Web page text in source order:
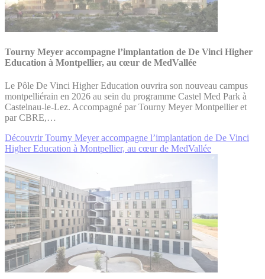
Tourny Meyer accompagne l’implantation de De Vinci Higher
Education à Montpellier, au cœur de MedVallée
Le Pôle De Vinci Higher Education ouvrira son nouveau campus
montpelliérain en 2026 au sein du programme Castel Med Park à
Castelnau-le-Lez. Accompagné par Tourny Meyer Montpellier et
par CBRE,…
Découvrir Tourny Meyer accompagne l’implantation de De Vinci
Higher Education à Montpellier, au cœur de MedVallée